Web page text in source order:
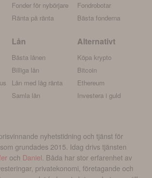
Fonder för nybörjare
Ränta på ränta
Fondrobotar
Bästa fonderna
Lån
Bästa lånen
Billiga lån
Lån med låg ränta
Samla lån
Alternativt
Köpa krypto
Bitcoin
Ethereum
Investera i guld
nyhetstidning och tjänst för
grundades 2015. Idag drivs tjänsten
och Daniel . Båda har stor erfarenhet av
privatekonomi, företagande och